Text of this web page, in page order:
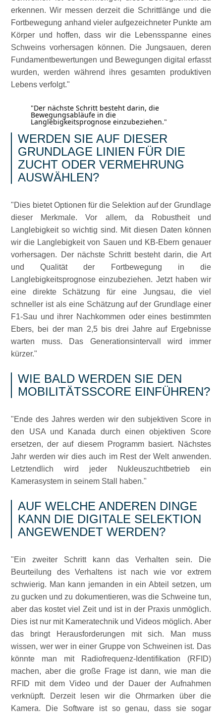
erkennen. Wir messen derzeit die Schrittlänge und die
Fortbewegung anhand vieler aufgezeichneter Punkte am
Körper und hoffen, dass wir die Lebensspanne eines
Schweins vorhersagen können. Die Jungsauen, deren
Fundamentbewertungen und Bewegungen digital erfasst
wurden, werden während ihres gesamten produktiven
Lebens verfolgt.
Der nächste Schritt besteht darin, die
Bewegungsabläufe in die
Langlebigkeitsprognose einzubeziehen.
WERDEN SIE AUF DIESER
GRUNDLAGE LINIEN FÜR DIE
ZUCHT ODER VERMEHRUNG
AUSWÄHLEN?
Dies bietet Optionen für die Selektion auf der Grundlage
dieser Merkmale. Vor allem, da Robustheit und
Langlebigkeit so wichtig sind. Mit diesen Daten können
wir die Langlebigkeit von Sauen und KB-Ebern genauer
vorhersagen. Der nächste Schritt besteht darin, die Art
und Qualität der Fortbewegung in die
Langlebigkeitsprognose einzubeziehen. Jetzt haben wir
eine direkte Schätzung für eine Jungsau, die viel
schneller ist als eine Schätzung auf der Grundlage einer
F1-Sau und ihrer Nachkommen oder eines bestimmten
Ebers, bei der man 2,5 bis drei Jahre auf Ergebnisse
warten muss. Das Generationsintervall wird immer
kürzer.
WIE BALD WERDEN SIE DEN
MOBILITÄTSSCORE EINFÜHREN?
Ende des Jahres werden wir den subjektiven Score in
den USA und Kanada durch einen objektiven Score
ersetzen, der auf diesem Programm basiert. Nächstes
Jahr werden wir dies auch im Rest der Welt anwenden.
Letztendlich wird jeder Nukleuszuchtbetrieb ein
Kamerasystem in seinem Stall haben.
AUF WELCHE ANDEREN DINGE
KANN DIE DIGITALE SELEKTION
ANGEWENDET WERDEN?
Ein zweiter Schritt kann das Verhalten sein. Die
Beurteilung des Verhaltens ist nach wie vor extrem
schwierig. Man kann jemanden in ein Abteil setzen, um
zu gucken und zu dokumentieren, was die Schweine tun,
aber das kostet viel Zeit und ist in der Praxis unmöglich.
Dies ist nur mit Kameratechnik und Videos möglich. Aber
das bringt Herausforderungen mit sich. Man muss
wissen, wer wer in einer Gruppe von Schweinen ist. Das
könnte man mit Radiofrequenz-Identifikation (RFID)
machen, aber die große Frage ist dann, wie man die
RFID mit dem Video und der Dauer der Aufnahmen
verknüpft. Derzeit lesen wir die Ohrmarken über die
Kamera. Die Software ist so genau, dass sie sogar